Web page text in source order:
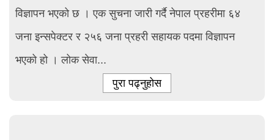
विज्ञापन भएको छ । एक सुचना जारी गर्दै नेपाल प्रहरीमा ६४
जना इन्सपेक्टर र २५६ जना प्रहरी सहायक पदमा विज्ञापन
भएको हो । लोक सेवा...
पुरा पढ्नुहोस